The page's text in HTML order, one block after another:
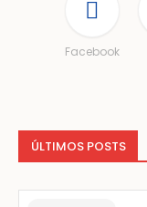
Facebook
ÚLTIMOS POSTS